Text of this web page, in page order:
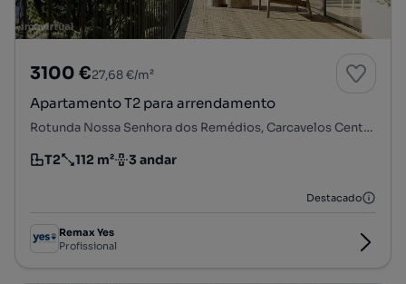
3100 €27,68 €/m²
Apartamento T2 para arrendamento
Rotunda Nossa Senhora dos Remédios, Carcavelos Centro, Carcavelos e Parede, Cascais, Lisboa
Tipologia
T2
Preço por metro quadrado
112 m²
Andar 3 andar
Destacado
Remax Yes
Profissional